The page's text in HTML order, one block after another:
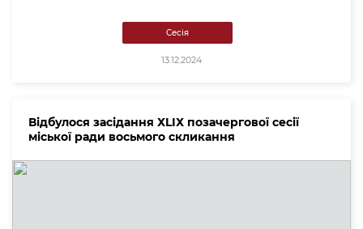
Сесія
13.12.2024
Відбулося засідання ХLІХ позачергової сесії
міської ради восьмого скликання